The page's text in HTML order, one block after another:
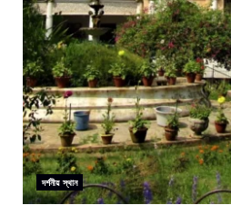
দর্শনীয় স্থান